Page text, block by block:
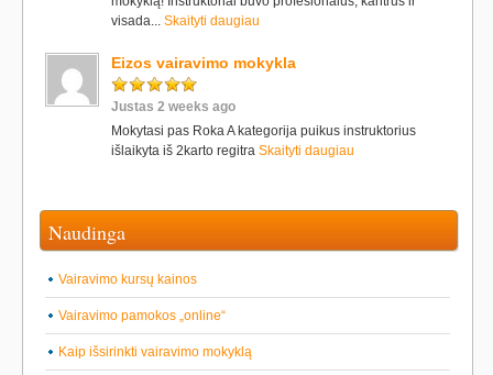
visada... Skaityti daugiau
Eizos vairavimo mokykla
Justas 2 weeks ago
Mokytasi pas Roka A kategorija puikus instruktorius
išlaikyta iš 2karto regitra Skaityti daugiau
Naudinga
Vairavimo kursų kainos
Vairavimo pamokos „online“
Kaip išsirinkti vairavimo mokyklą